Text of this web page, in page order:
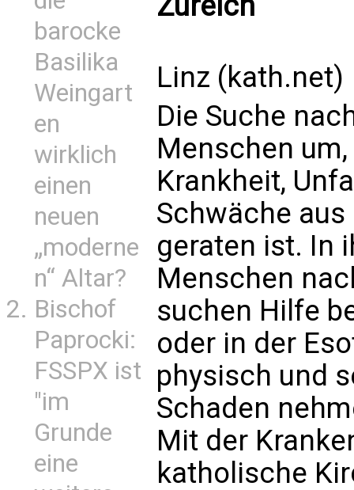
barocke
Basilika
Weingart
en
wirklich
einen
neuen
„moderne
n“ Altar?
Bischof
Paprocki:
FSSPX ist
"im
Grunde
eine
Linz (kath.net)
Die Suche
Menschen
Krankheit,
Schwäche
geraten ist. In
Menschen
suchen Hilfe
oder in der
physisch und
Schaden
Mit der
katholische